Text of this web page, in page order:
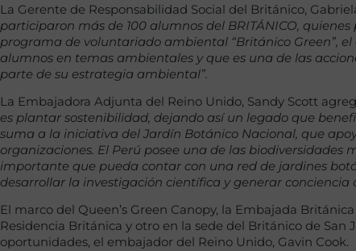
La Gerente de Responsabilidad Social del Británico,
participaron más de 100 alumnos del BRITÁNICO,
programa de voluntariado ambiental “Británico Green”,
alumnos en temas ambientales y que es una de las
parte de su estrategia ambiental”.
La Embajadora Adjunta del Reino Unido, Sandy Scott
es plantar sostenibilidad, dejando así un legado que
suma a la iniciativa del Jardín Botánico Nacional, que
organizaciones. El Perú posee una de las biodiversidades
importante que pueda contar con una red de jardines
desarrollar la investigación científica y generar conciencia
El marco del Queen’s Green Canopy, la Embajada
Residencia Británica y otro en la sede del Británico de
oportunidades, el embajador del Reino Unido, Gavin Cook.